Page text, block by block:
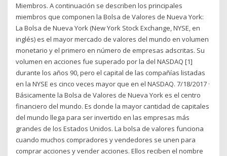
Miembros. A continuación se describen los principales
miembros que componen la Bolsa de Valores de Nueva York:
La Bolsa de Nueva York (New York Stock Exchange, NYSE, en
inglés) es el mayor mercado de valores del mundo en volumen
monetario y el primero en número de empresas adscritas. Su
volumen en acciones fue superado por la del NASDAQ [1]
durante los años 90, pero el capital de las compañías listadas
en la NYSE es cinco veces mayor que en el NASDAQ. 7/18/2017 ·
Básicamente la Bolsa de Valores de Nueva York es el centro
financiero del mundo. Es donde la mayor cantidad de capitales
del mundo llega para ser invertido en las empresas más
grandes de los Estados Unidos. La bolsa de valores funciona
cuando muchos compradores y vendedores se unen para
comprar acciones y vender acciones. Ellos reciben el nombre